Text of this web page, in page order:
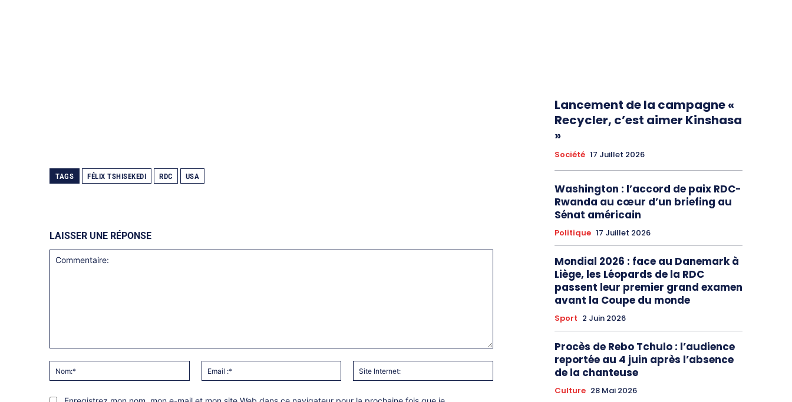
TAGS FÉLIX TSHISEKEDI RDC USA
LAISSER UNE RÉPONSE
Nom:*
Email
:*
Internet:
Lancement de la campagne «
Recycler, c’est aimer Kinshasa
»
Société 17 Juillet 2026
Washington : l’accord de paix RDC-
Rwanda au cœur d’un briefing au
Sénat américain
Politique 17 Juillet 2026
Mondial 2026 : face au Danemark à
Liège, les Léopards de la RDC
passent leur premier grand examen
avant la Coupe du monde
Sport 2 Juin 2026
Procès de Rebo Tchulo : l’audience
reportée au 4 juin après l’absence
de la chanteuse
Culture 28 Mai 2026